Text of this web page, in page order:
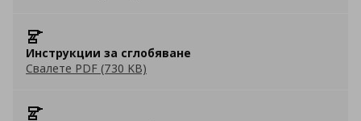
Инструкции за сглобяване
Свалете PDF (730 KB)